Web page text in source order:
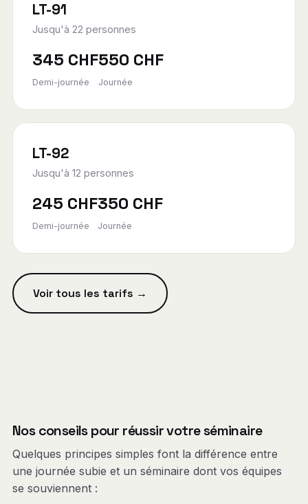
LT-91
Jusqu'à 22 personnes
345 CHF
Demi-journée
550 CHF
Journée
LT-92
Jusqu'à 12 personnes
245 CHF
Demi-journée
350 CHF
Journée
Voir tous les tarifs →
Nos conseils pour réussir votre séminaire
Quelques principes simples font la différence entre
une journée subie et un séminaire dont vos équipes
se souviennent :